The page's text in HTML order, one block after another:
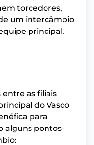
torcedores,
um intercâmbio
principal.
as filiais
do Vasco
para
alguns pontos-